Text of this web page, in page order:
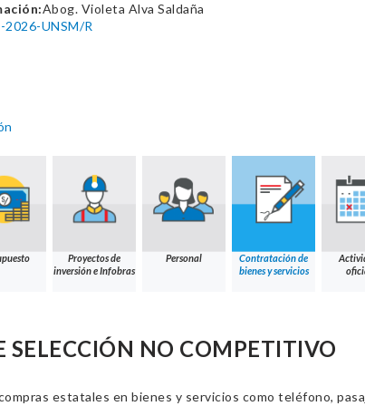
Abog. Violeta Alva Saldaña
2026-UNSM/R
Proyectos de
inversión e Infobras
Personal
Contratación de
bienes y servicios
SELECCIÓN NO COMPETITIVO
estatales en bienes y servicios como teléfono,